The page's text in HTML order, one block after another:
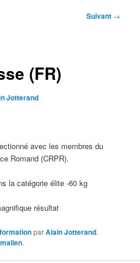
Suivant →
(FR)
Jotterand
avec les membres du
Romand (CRPR).
la catégorie élite -60 kg
résultat
parAlain Jotterand.
.